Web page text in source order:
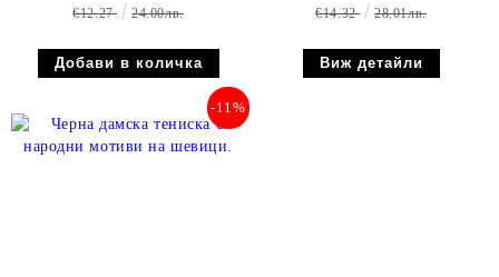
€12.27 24.00лв. €14.32 28.01лв.
Виж детайли
-11%